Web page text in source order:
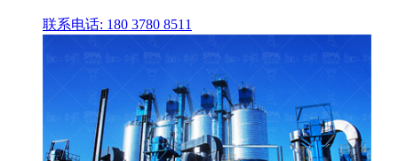
联系电话: 180 3780 8511